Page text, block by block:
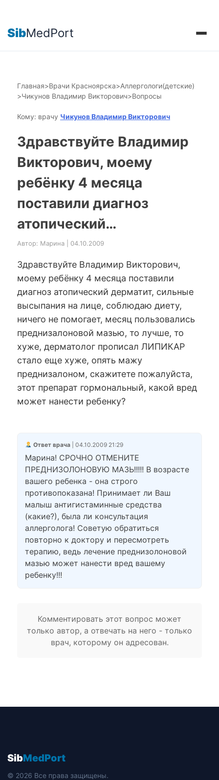
SibMedPort
Главная>Врачи Красноярска>Аллергологи(детские)
>Чикунов Владимир Викторович>Вопросы
Кому: врачу Чикунов Владимир Викторович
Здравствуйте Владимир
Викторович, моему
ребёнку 4 месяца
поставили диагноз
атопический…
Автор: Марина | 04.10.2009
Здравствуйте Владимир Викторович,
моему ребёнку 4 месяца поставили
диагноз атопический дерматит, сильные
высыпания на лице, соблюдаю диету,
ничего не помогает, месяц пользовались
преднизалоновой мазью, то лучше, то
хуже, дерматолог прописал ЛИПИКАР
стало еще хуже, опять мажу
преднизалоном, скажитете пожалуйста,
этот препарат гормональный, какой вред
может нанести ребенку?
Ответ врача| 04.10.2009 21:29
Марина! СРОЧНО ОТМЕНИТЕ
ПРЕДНИЗОЛОНОВУЮ МАЗЬ!!!!! В возрасте
вашего ребенка - она строго
противопоказана! Принимает ли Ваш
малыш антигистаминные средства
(какие?), была ли консультация
аллерголога! Советую обратиться
повторно к доктору и пересмотреть
терапию, ведь лечение преднизолоновой
мазью может нанести вред вашему
ребенку!!!
Комментировать этот вопрос может
только автор, а отвечать на него - только
врач, которому он адресован.
SibMedPort
© 2026 Все права защищены.